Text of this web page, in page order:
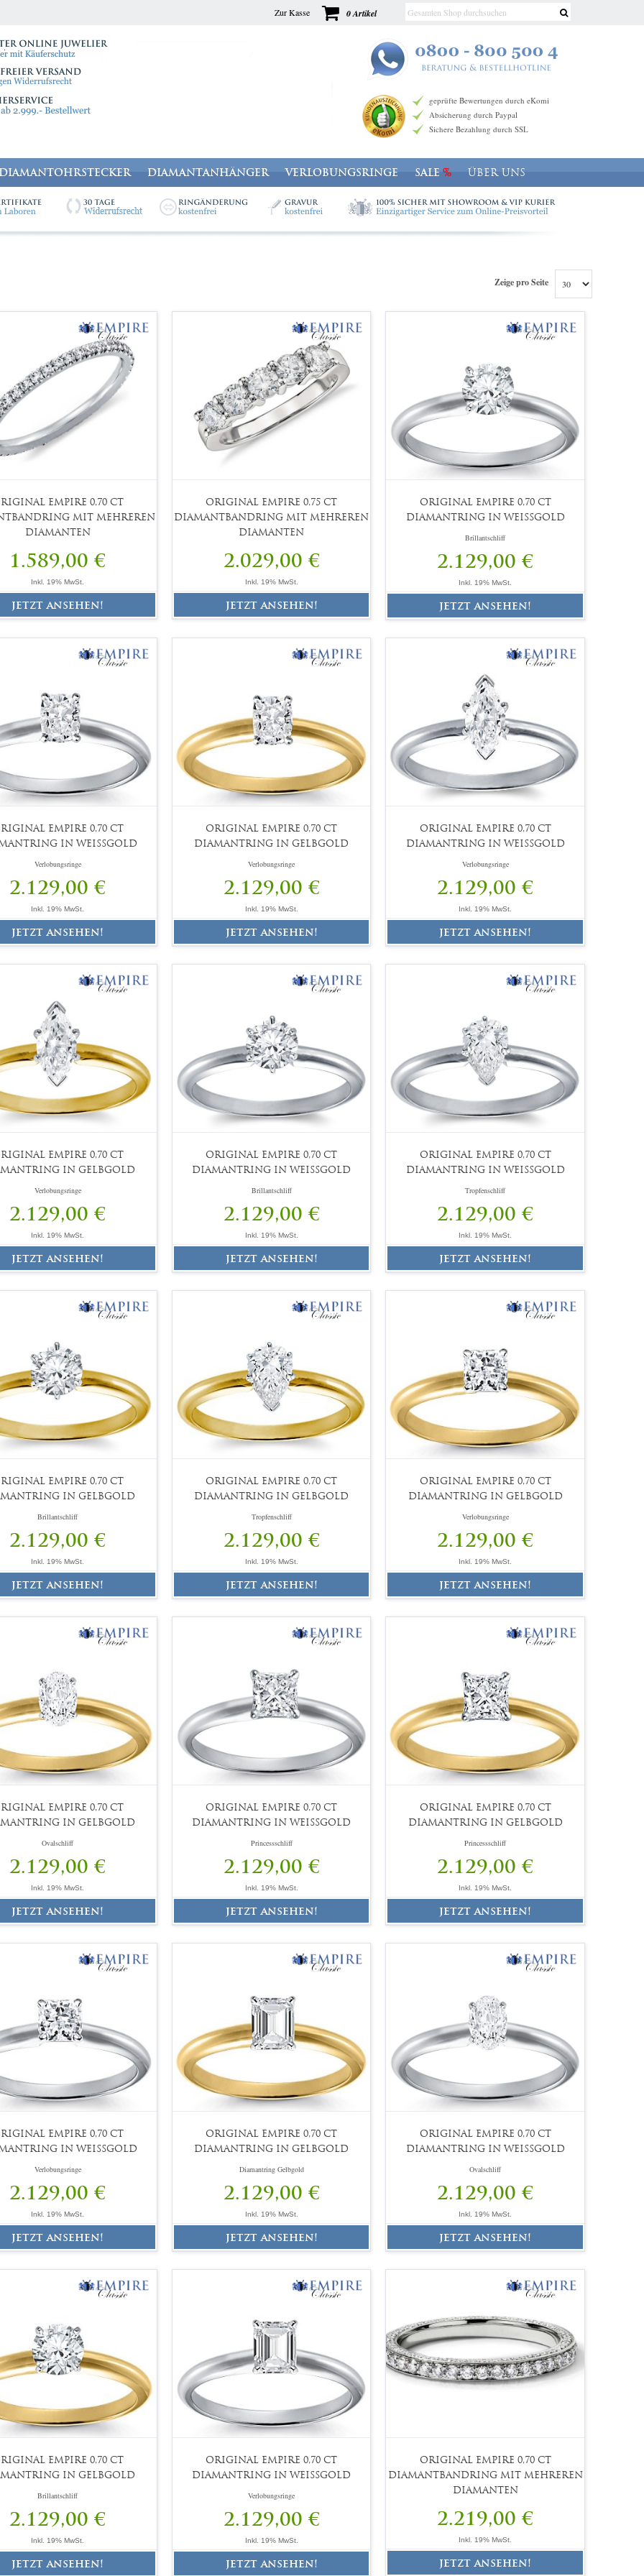
0 Artikel
Zur Kasse
geprüfte Bewertungen durch eKomi
Absicherung durch Paypal
Sichere Bezahlung durch SSL
DIAMANTANHÄNGER VERLOBUNGSRINGE SALE ÜBER UNS
Zeige pro Seite
EMPIRE 0,70 CT
MIT MEHREREN
DIAMANTEN
1.589,00 €
Inkl. 19% MwSt.
jetzt ansehen!
ORIGINAL EMPIRE 0,75 CT
DIAMANTBANDRING MIT MEHREREN
DIAMANTEN
2.029,00 €
Inkl. 19% MwSt.
jetzt ansehen!
ORIGINAL EMPIRE 0,70 CT
DIAMANTRING IN WEISSGOLD
Brillantschliff
2.129,00 €
Inkl. 19% MwSt.
jetzt ansehen!
EMPIRE 0,70 CT
IN WEISSGOLD
Verlobungsringe
2.129,00 €
Inkl. 19% MwSt.
jetzt ansehen!
ORIGINAL EMPIRE 0,70 CT
DIAMANTRING IN GELBGOLD
Verlobungsringe
2.129,00 €
Inkl. 19% MwSt.
jetzt ansehen!
ORIGINAL EMPIRE 0,70 CT
DIAMANTRING IN WEISSGOLD
Verlobungsringe
2.129,00 €
Inkl. 19% MwSt.
jetzt ansehen!
EMPIRE 0,70 CT
IN GELBGOLD
Verlobungsringe
2.129,00 €
Inkl. 19% MwSt.
jetzt ansehen!
ORIGINAL EMPIRE 0,70 CT
DIAMANTRING IN WEISSGOLD
Brillantschliff
2.129,00 €
Inkl. 19% MwSt.
jetzt ansehen!
ORIGINAL EMPIRE 0,70 CT
DIAMANTRING IN WEISSGOLD
Tropfenschliff
2.129,00 €
Inkl. 19% MwSt.
jetzt ansehen!
EMPIRE 0,70 CT
IN GELBGOLD
Brillantschliff
2.129,00 €
Inkl. 19% MwSt.
jetzt ansehen!
ORIGINAL EMPIRE 0,70 CT
DIAMANTRING IN GELBGOLD
Tropfenschliff
2.129,00 €
Inkl. 19% MwSt.
jetzt ansehen!
ORIGINAL EMPIRE 0,70 CT
DIAMANTRING IN GELBGOLD
Verlobungsringe
2.129,00 €
Inkl. 19% MwSt.
jetzt ansehen!
EMPIRE 0,70 CT
IN GELBGOLD
Ovalschliff
2.129,00 €
Inkl. 19% MwSt.
jetzt ansehen!
ORIGINAL EMPIRE 0,70 CT
DIAMANTRING IN WEISSGOLD
Princessschliff
2.129,00 €
Inkl. 19% MwSt.
jetzt ansehen!
ORIGINAL EMPIRE 0,70 CT
DIAMANTRING IN GELBGOLD
Princessschliff
2.129,00 €
Inkl. 19% MwSt.
jetzt ansehen!
EMPIRE 0,70 CT
IN WEISSGOLD
Verlobungsringe
2.129,00 €
Inkl. 19% MwSt.
jetzt ansehen!
ORIGINAL EMPIRE 0,70 CT
DIAMANTRING IN GELBGOLD
Diamantring Gelbgold
2.129,00 €
Inkl. 19% MwSt.
jetzt ansehen!
ORIGINAL EMPIRE 0,70 CT
DIAMANTRING IN WEISSGOLD
Ovalschliff
2.129,00 €
Inkl. 19% MwSt.
jetzt ansehen!
EMPIRE 0,70 CT
IN GELBGOLD
Brillantschliff
2.129,00 €
Inkl. 19% MwSt.
jetzt ansehen!
ORIGINAL EMPIRE 0,70 CT
DIAMANTRING IN WEISSGOLD
Verlobungsringe
2.129,00 €
Inkl. 19% MwSt.
jetzt ansehen!
ORIGINAL EMPIRE 0,70 CT
DIAMANTBANDRING MIT MEHREREN
DIAMANTEN
2.219,00 €
Inkl. 19% MwSt.
jetzt ansehen!